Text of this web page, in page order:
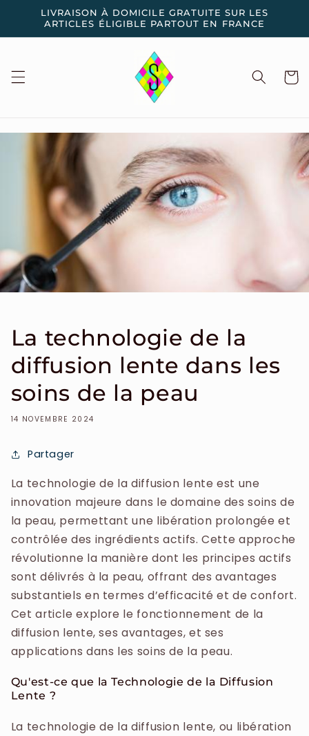
passer
contenu
LIVRAISON À DOMICILE GRATUITE SUR LES
ARTICLES ÉLIGIBLE PARTOUT EN FRANCE
Panier
La technologie de la
diffusion lente dans les
soins de la peau
14 NOVEMBRE 2024
Partager
La technologie de la diffusion lente est une
innovation majeure dans le domaine des soins de
la peau, permettant une libération prolongée et
contrôlée des ingrédients actifs. Cette approche
révolutionne la manière dont les principes actifs
sont délivrés à la peau, offrant des avantages
substantiels en termes d’efficacité et de confort.
Cet article explore le fonctionnement de la
diffusion lente, ses avantages, et ses
applications dans les soins de la peau.
Qu'est-ce que la Technologie de la Diffusion
Lente ?
La technologie de la diffusion lente, ou libération